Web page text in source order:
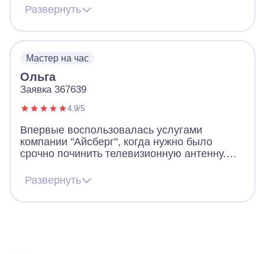
мастера есть QR код, сменная обувь и все
необходимые инструменты. Работал быстро
и аккуратно. В его профиссионализме я не
была уверена. Поэтому и вызвала
специалиста из сервисного центра.
Развернуть
Мастер на час
Ольга
Заявка 367639
4.9/5
Впервые воспользовалась услугами
компании "Айсберг", когда нужно было
срочно починить телевизионную антенну.
приняли заявку, уточнили подробности и
сказали ждать звонка мастера. Мастер
позвонил в течение получаса, задал
Развернуть